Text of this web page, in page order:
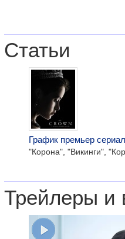
Статьи
График премьер
"Корона", "Викинги",
Трейлеры и